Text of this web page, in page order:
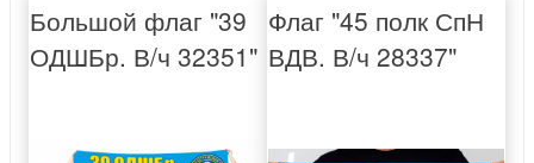
Большой флаг "39
ОДШБр. В/ч 32351"
Флаг "45 полк СпН
ВДВ. В/ч 28337"